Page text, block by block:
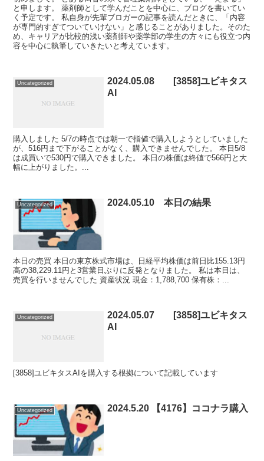
と申します。 薬剤師として学んだことを中心に、ブログを書いてい
く予定です。 私自身が先輩ブロガーの記事を読んだときに、「内容
が専門的すぎてついていけない」と感じることがありました。そのた
め、キャリアが比較的浅い薬剤師や薬学部の学生の方々にも役立つ内
容を中心に執筆していきたいと考えています。
Uncategorized
2024.05.08 [3858]ユビキタス
AI
購入しました 5/7の時点では朝一で指値で購入しようとしていました
が、516円まで下がることがなく、購入できませんでした。 本日5/8
は成買いで530円で購入できました。 本日の株価は終値で566円と大
幅に上がりました。...
Uncategorized 2024.05.10 本日の結果
本日の売買 本日の東京株式市場は、日経平均株価は前日比155.13円
高の38,229.11円と3営業日ぶりに反発となりました。 私は本日は、
売買を行いませんでした 資産状況 現金：1,788,700 保有株：...
Uncategorized
2024.05.07 [3858]ユビキタス
AI
[3858]ユビキタスAIを購入する根拠について記載しています
Uncategorized 2024.5.20 【4176】ココナラ購入